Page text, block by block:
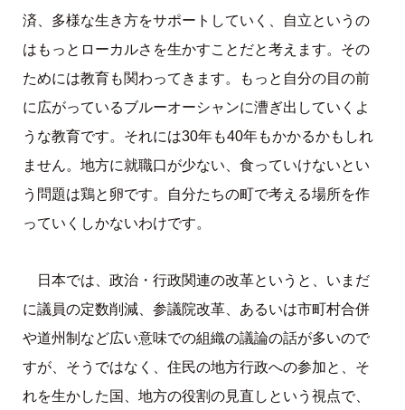
済、多様な生き方をサポートしていく、自立というの
はもっとローカルさを生かすことだと考えます。その
ためには教育も関わってきます。もっと自分の目の前
に広がっているブルーオーシャンに漕ぎ出していくよ
うな教育です。それには30年も40年もかかるかもしれ
ません。地方に就職口が少ない、食っていけないとい
う問題は鶏と卵です。自分たちの町で考える場所を作
っていくしかないわけです。
日本では、政治・行政関連の改革というと、いまだ
に議員の定数削減、参議院改革、あるいは市町村合併
や道州制など広い意味での組織の議論の話が多いので
すが、そうではなく、住民の地方行政への参加と、そ
れを生かした国、地方の役割の見直しという視点で、